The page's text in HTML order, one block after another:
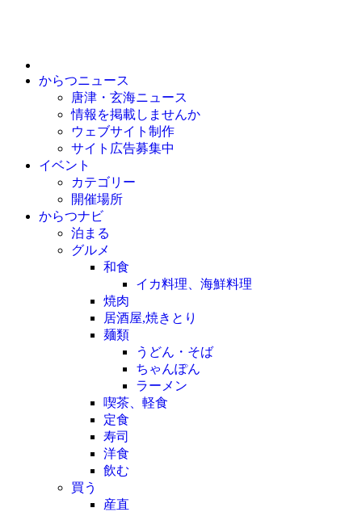
からつニュース
唐津・玄海ニュース
情報を掲載しませんか
ウェブサイト制作
サイト広告募集中
イベント
カテゴリー
開催場所
からつナビ
泊まる
グルメ
和食
イカ料理、海鮮料理
焼肉
居酒屋,焼きとり
麺類
うどん・そば
ちゃんぽん
ラーメン
喫茶、軽食
定食
寿司
洋食
飲む
買う
産直